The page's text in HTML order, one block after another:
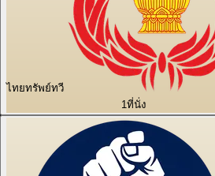
ไทยทรัพย์ทวี
1ที่นั่ง